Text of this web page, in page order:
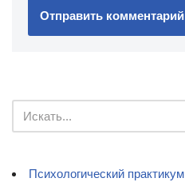
Психологический практикум